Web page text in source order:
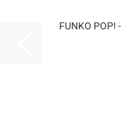
FUNKO POP!